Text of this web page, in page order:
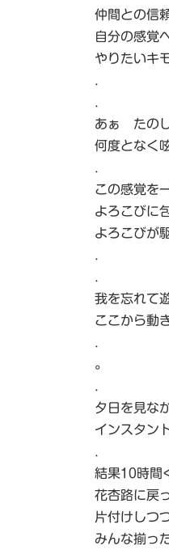
仲間との信頼
自分の感覚
やりたいキ
あぁ たのし
何度となく
この感覚を
よろこびに
よろこびが
我を忘れて
ここから動
。
夕日を見な
インスタン
結果10時間
花杏路に戻
片付けしつ
みんな揃っ